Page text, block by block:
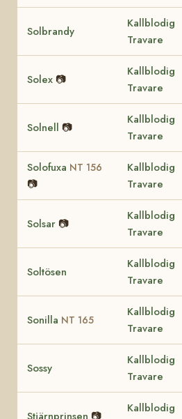
Solbrandy
Kallblodig
Travare
Solex 📷
Kallblodig
Travare
Solnell 📷
Kallblodig
Travare
Solofuxa NT 156
📷
Kallblodig
Travare
Solsar 📷
Kallblodig
Travare
Soltösen
Kallblodig
Travare
Sonilla NT 165
Kallblodig
Travare
Sossy
Kallblodig
Travare
Stjärnprinsen 📷
Kallblodig